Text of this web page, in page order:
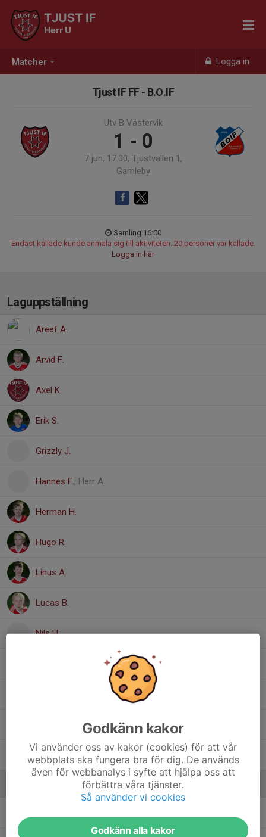
Matcher Logga in
TJUST IF
Herr U
Tjust IF FF - B.O.IF
Utv B Västervik
1 - 0
7 jun, 17:00, Tjustvallen 1,
Gamleby
Samling 16:00
Endast kallade kunde anmäla sig till aktiviteten. 20 personer var kallade.
Logga in här
Laguppställning
Areef A.
Arvid F.
Axel K.
Erik S.
Grizzly J.
Hannes F., Herr A
Herman H.
Hugo R.
Linus A.
Lucas B.
Nils H.
Zain A.
Godkänn kakor
Vi använder oss av kakor (cookies) för att vår
webbplats ska fungera bra för dig. De används
även för webbanalys i syfte att hjälpa oss att
förbättra våra tjänster.
Så använder vi cookies
Godkänn alla kakor